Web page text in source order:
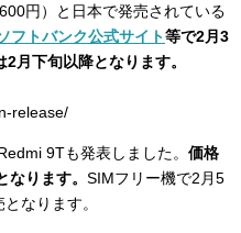
円）と日本で発売されている
フトバンク公式サイト等で2月3
月下旬以降となります。
release/
9Tも発表しました。 価格
ります。 SIMフリー機で2月5
なります。